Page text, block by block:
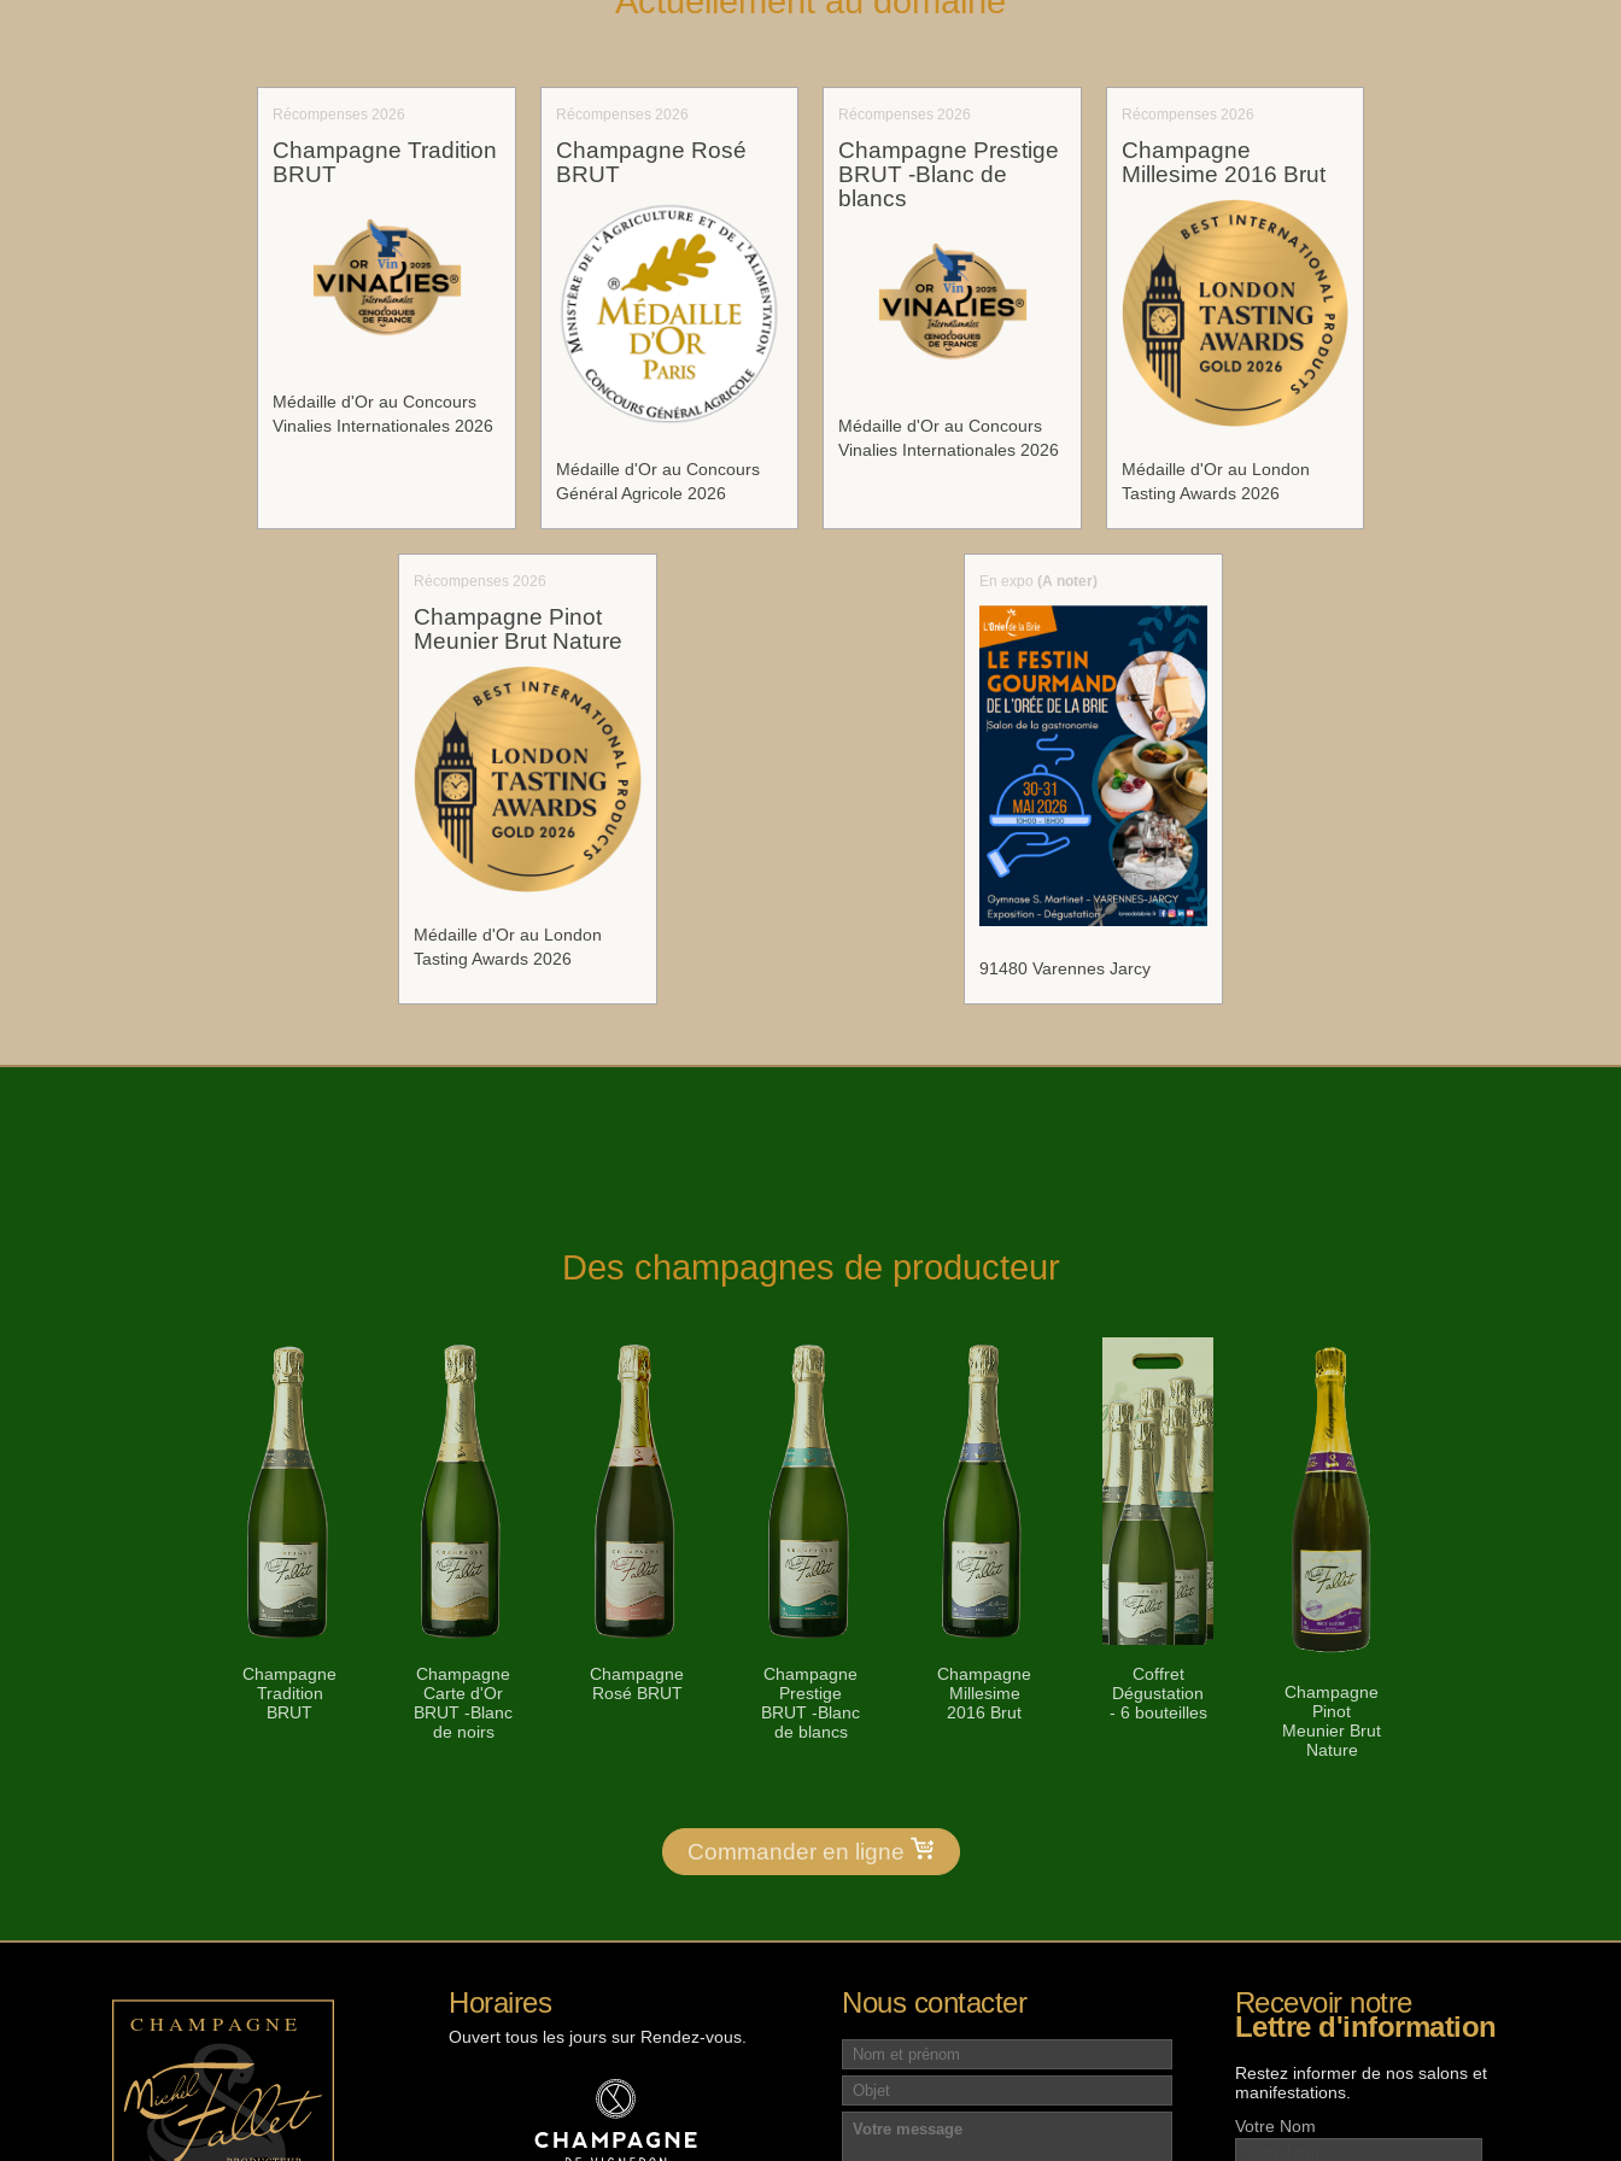
Récompenses 2026
Champagne Tradition
BRUT
Médaille d'Or au Concours
Vinalies Internationales 2026
Récompenses 2026
Champagne Rosé
BRUT
Médaille d'Or au Concours
Général Agricole 2026
Récompenses 2026
Champagne Prestige
BRUT -Blanc de
blancs
Médaille d'Or au Concours
Vinalies Internationales 2026
Récompenses 2026
Champagne
Millesime 2016 Brut
Médaille d'Or au London
Tasting Awards 2026
Récompenses 2026
Champagne Pinot
Meunier Brut Nature
Médaille d'Or au London
Tasting Awards 2026
En expo (A noter)
91480 Varennes Jarcy
Des champagnes de producteur
Champagne
Tradition
BRUT
Champagne
Carte d'Or
BRUT -Blanc
de noirs
Champagne
Rosé BRUT
Champagne
Prestige
BRUT -Blanc
de blancs
Champagne
Millesime
2016 Brut
Coffret
Dégustation
- 6 bouteilles
Champagne
Pinot
Meunier Brut
Nature
Commander en ligne
Horaires
Ouvert tous les jours sur Rendez-vous.
Nous contacter Recevoir notre
Lettre d'information
Restez informer de nos salons et
manifestations.
Votre Nom